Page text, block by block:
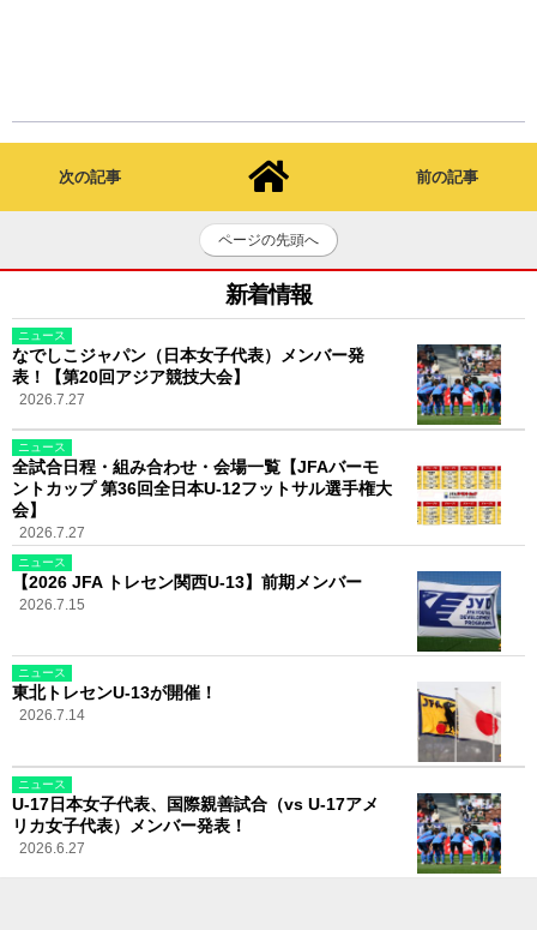
次の記事 前の記事
ページの先頭へ
新着情報
ニュース
なでしこジャパン（日本女子代表）メンバー発
表！【第20回アジア競技大会】
2026.7.27
ニュース
全試合日程・組み合わせ・会場一覧【JFAバーモ
ントカップ 第36回全日本U-12フットサル選手権大
会】
2026.7.27
ニュース
【2026 JFA トレセン関西U-13】前期メンバー
2026.7.15
ニュース
東北トレセンU-13が開催！
2026.7.14
ニュース
U-17日本女子代表、国際親善試合（vs U-17アメ
リカ女子代表）メンバー発表！
2026.6.27